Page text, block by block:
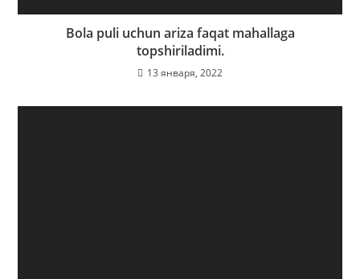
Bola puli uchun ariza faqat mahallaga
topshiriladimi.
13 января, 2022